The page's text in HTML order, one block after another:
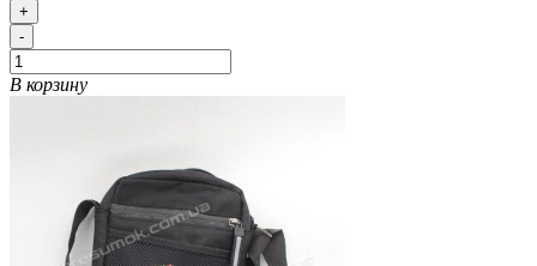
+
-
В корзину